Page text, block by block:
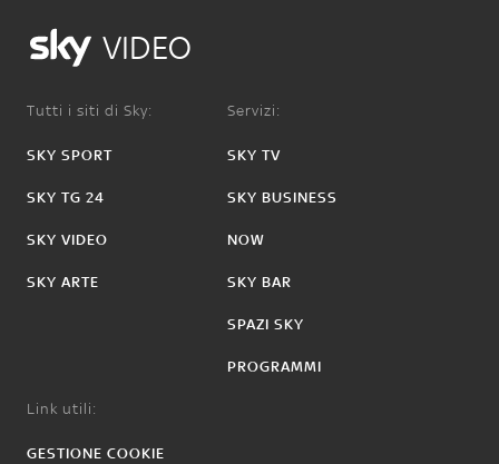
VIDEO
Tutti i siti di Sky:
SKY SPORT
SKY TG 24
SKY VIDEO
SKY ARTE
Servizi:
SKY TV
SKY BUSINESS
NOW
SKY BAR
SPAZI SKY
PROGRAMMI
Link utili:
GESTIONE COOKIE